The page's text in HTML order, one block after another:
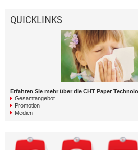
QUICKLINKS
Erfahren Sie mehr über die CHT Paper
Gesamtangebot
Promotion
Medien